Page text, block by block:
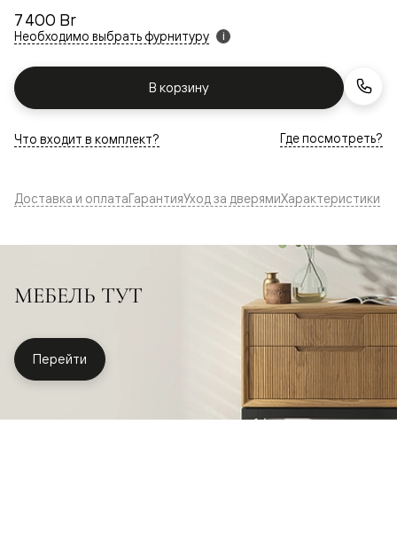
7 400 Br
Необходимо выбрать фурнитуру i
В корзину
Что входит в комплект? Где посмотреть?
Доставка и оплатаГарантияУход за дверямиХарактеристики
МЕБЕЛЬ ТУТ
Перейти